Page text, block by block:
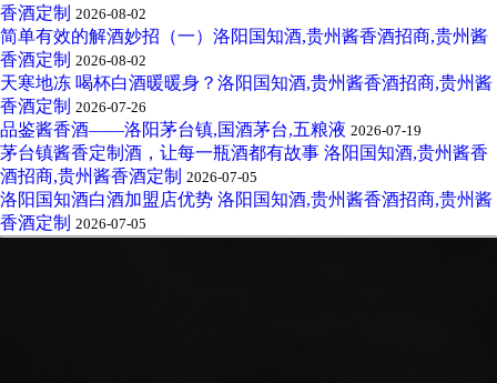
香酒定制 2026-08-02
简单有效的解酒妙招（一）洛阳国知酒,贵州酱香酒招商,贵州酱
香酒定制 2026-08-02
天寒地冻 喝杯白酒暖暖身？洛阳国知酒,贵州酱香酒招商,贵州酱
香酒定制 2026-07-26
品鉴酱香酒——洛阳茅台镇,国酒茅台,五粮液 2026-07-19
茅台镇酱香定制酒，让每一瓶酒都有故事 洛阳国知酒,贵州酱香
酒招商,贵州酱香酒定制 2026-07-05
洛阳国知酒白酒加盟店优势 洛阳国知酒,贵州酱香酒招商,贵州酱
香酒定制 2026-07-05